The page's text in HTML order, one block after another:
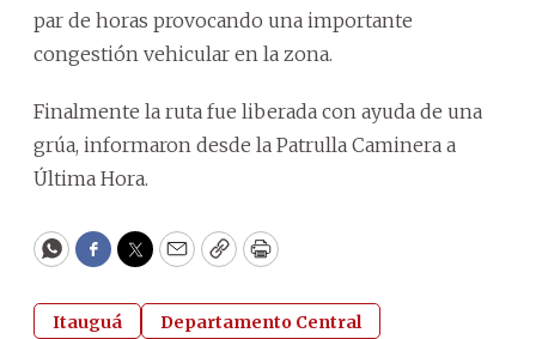
par de horas provocando una importante
congestión vehicular en la zona.
Finalmente la ruta fue liberada con ayuda de una
grúa, informaron desde la Patrulla Caminera a
Última Hora.
WhatsApp
Facebook
Twitter
EmailCopyPrint
Itauguá Departamento Central